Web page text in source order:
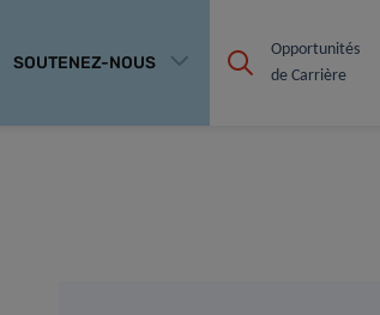
SOUTENEZ-NOUS
Opportunités
de Carrière